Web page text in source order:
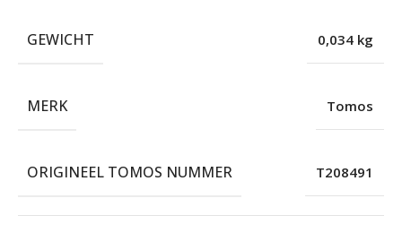
GEWICHT 0,034 kg
MERK Tomos
ORIGINEEL TOMOS NUMMER T208491